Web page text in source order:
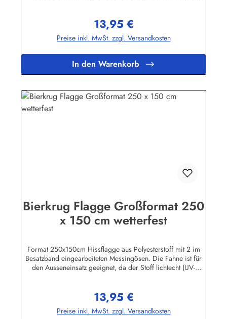
Wir führen eine große Auswahl an Länder- und
Sonderflaggen, XXL-Flaggen, Bootsflaggen und
Tischflaggen.Herstellerinformationen:Fahnen-Shop - Axel
Regulärer Preis:
13,95 €
Preise inkl. MwSt. zzgl. Versandkosten
In den Warenkorb
Bierkrug Flagge Großformat 250
x 150 cm wetterfest
Format 250x150cm Hissflagge aus Polyesterstoff mit 2 im
Besatzband eingearbeiteten Messingösen. Die Fahne ist für
den Ausseneinsatz geeignet, da der Stoff lichtecht (UV-
Wir führen eine große Auswahl an Länder- und
Sonderflaggen, XXL-Flaggen, Bootsflaggen und
Tischflaggen.Herstellerinformationen:Fahnen-Shop - Axel
Regulärer Preis:
13,95 €
Preise inkl. MwSt. zzgl. Versandkosten